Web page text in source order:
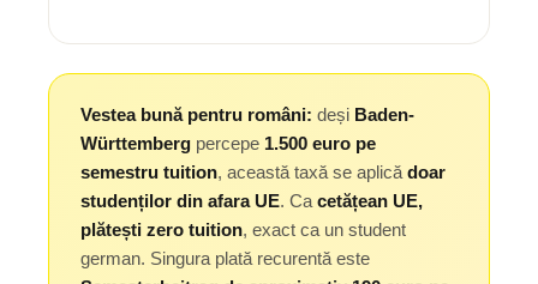
Vestea bună pentru români: deși Baden-
Württemberg percepe 1.500 euro pe
semestru tuition, această taxă se aplică doar
studenților din afara UE. Ca cetățean UE,
plătești zero tuition, exact ca un student
german. Singura plată recurentă este